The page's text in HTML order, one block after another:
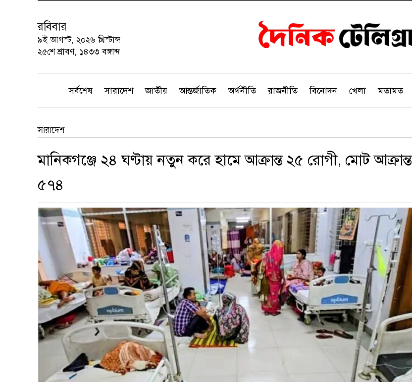
রবিবার
৯ই আগস্ট, ২০২৬ খ্রিস্টাব্দ
২৫শে শ্রাবণ, ১৪৩৩ বঙ্গাব্দ
সর্বশেষ সারাদেশ জাতীয় আন্তর্জাতিক অর্থনীতি রাজনীতি বিনোদন খেলা মতামত
সারাদেশ
মানিকগঞ্জে ২৪ ঘণ্টায় নতুন করে হামে আক্রান্ত ২৫ রোগী, মোট আক্রান্ত
৫৭৪